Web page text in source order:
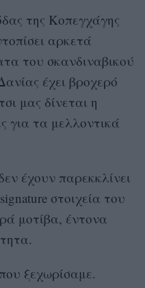
της Κοπεγχάγης
αρκετά
του σκανδιναβικού
έχει βροχερό
μας δίνεται η
για τα μελλοντικά
έχουν παρεκκλίνει
στοιχεία του
μοτίβα, έντονα
ξεχωρίσαμε.